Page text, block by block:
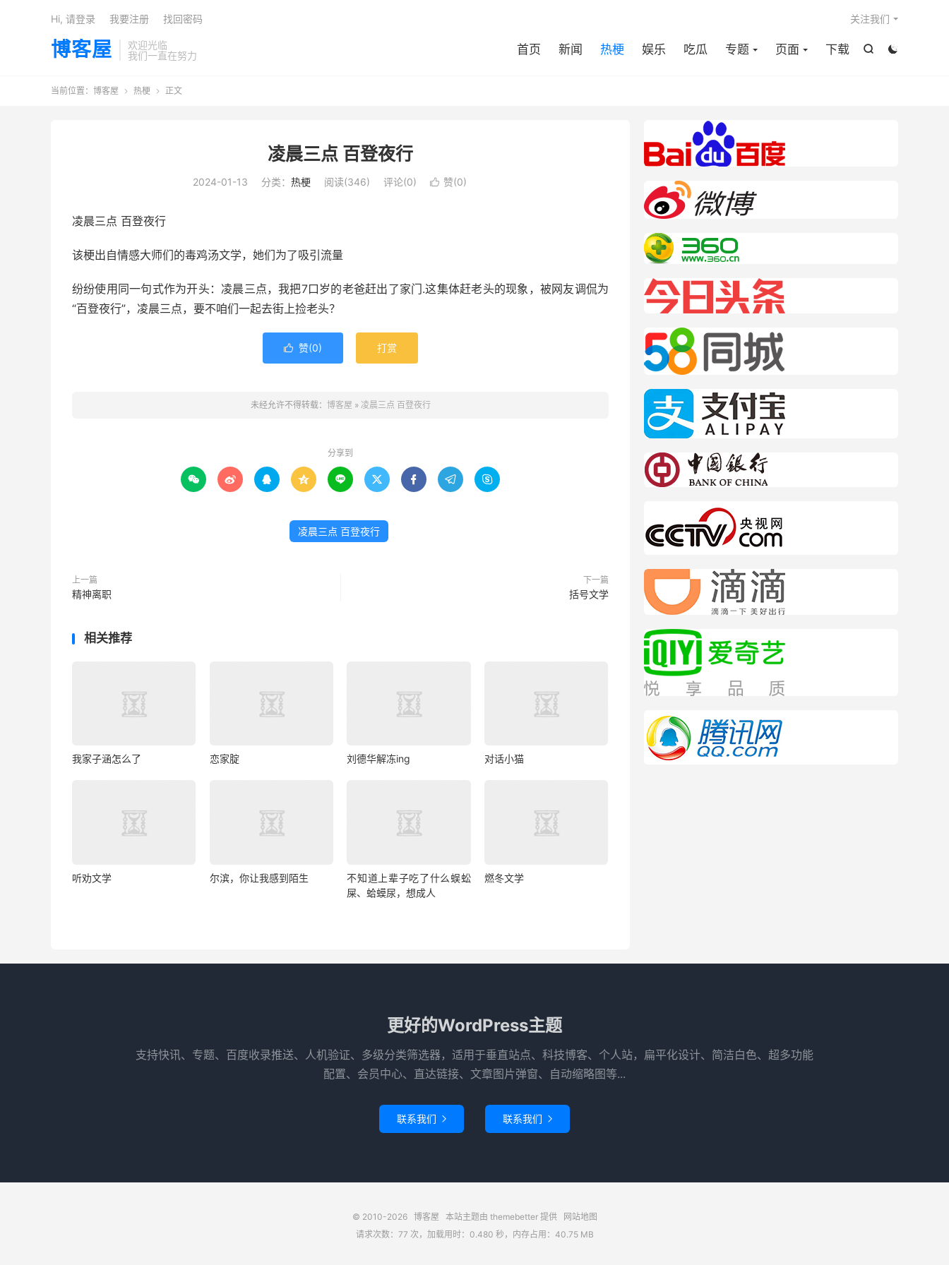
博客屋
欢迎光临
我们一直在努力


首页 新闻 热梗 娱乐 吃瓜 专题 页面 下载
关注我们
Hi, 请登录 我要注册 找回密码
当前位置： 博客屋  热梗  正文
凌晨三点 百登夜行
2024-01-13 分类： 热梗 阅读(346) 评论(0)  赞(0)
凌晨三点 百登夜行
该梗出自情感大师们的毒鸡汤文学，她们为了吸引流量
纷纷使用同一句式作为开头：凌晨三点，我把7口岁的老爸赶出了家门.这集体赶老头的现象，被网友调侃为
“百登夜行”，凌晨三点，要不咱们一起去街上捡老头？
 赞(0) 打赏
未经允许不得转载： 博客屋 » 凌晨三点 百登夜行
分享到
        
凌晨三点 百登夜行
上一篇
精神离职
下一篇
括号文学
相关推荐
我家子涵怎么了 恋家腚 刘德华解冻ing 对话小猫
听劝文学 尔滨，你让我感到陌生
不知道上辈子吃了什么蜈蚣
屎、蛤蟆尿，想成人
燃冬文学
更好的WordPress主题
支持快讯、专题、百度收录推送、人机验证、多级分类筛选器，适用于垂直站点、科技博客、个人站，扁平化设计、简洁白色、超多功能
配置、会员中心、直达链接、文章图片弹窗、自动缩略图等...
联系我们  联系我们 
© 2010-2026 博客屋 本站主题由 themebetter提供
网站地图
请求次数：77 次，加载用时：0.480 秒，内存占用：40.75 MB